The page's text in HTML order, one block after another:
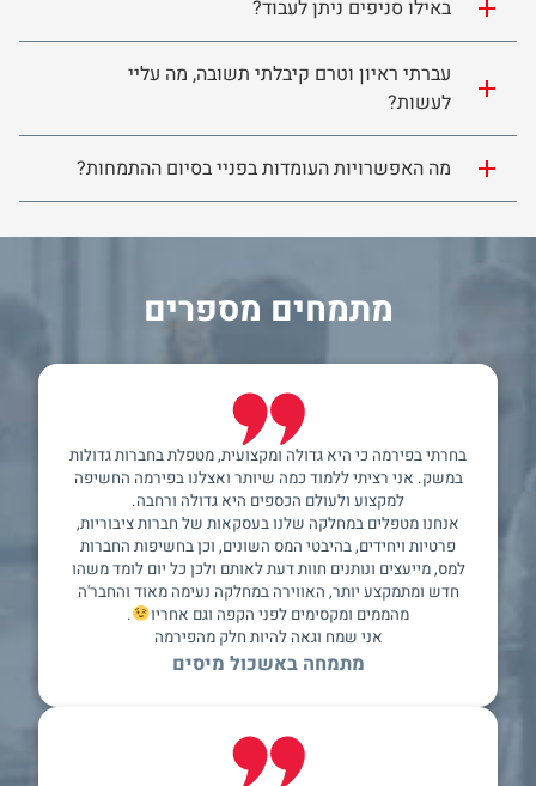
באילו סניפים ניתן לעבוד?
עברתי ראיון וטרם קיבלתי תשובה, מה עליי
לעשות?
מה האפשרויות העומדות בפניי בסיום ההתמחות?
מתמחים מספרים
בחרתי בפירמה כי היא גדולה ומקצועית, מטפלת בחברות גדולות
במשק. אני רציתי ללמוד כמה שיותר ואצלנו בפירמה החשיפה
למקצוע ולעולם הכספים היא גדולה ורחבה.
אנחנו מטפלים במחלקה שלנו בעסקאות של חברות ציבוריות,
פרטיות ויחידים, בהיבטי המס השונים, וכן בחשיפות החברות
למס, מייעצים ונותנים חוות דעת לאותם ולכן כל יום לומד משהו
חדש ומתמקצע יותר, האווירה במחלקה נעימה מאוד והחבר'ה
מהממים ומקסימים לפני הקפה וגם אחריו
.
אני שמח וגאה להיות חלק מהפירמה
מתמחה באשכול מיסים